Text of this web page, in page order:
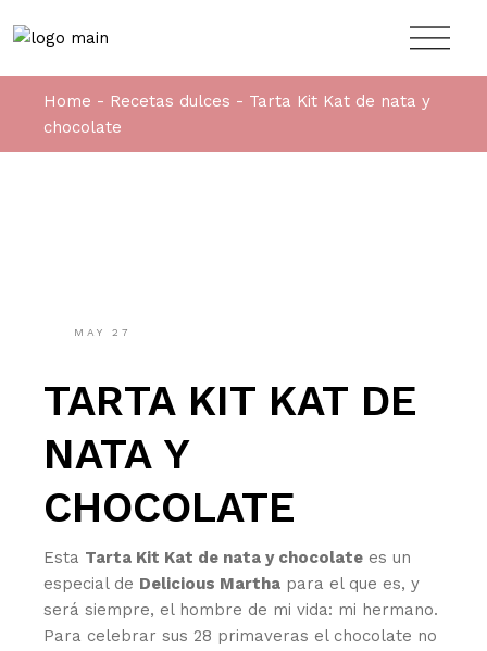
Home Recetas dulces
Tarta Kit Kat de nata y
chocolate
MAY 27
TARTA KIT KAT DE
NATA Y
CHOCOLATE
Esta Tarta Kit Kat de nata y chocolate es un
especial de Delicious Martha para el que es, y
será siempre, el hombre de mi vida: mi hermano.
Para celebrar sus 28 primaveras el chocolate no